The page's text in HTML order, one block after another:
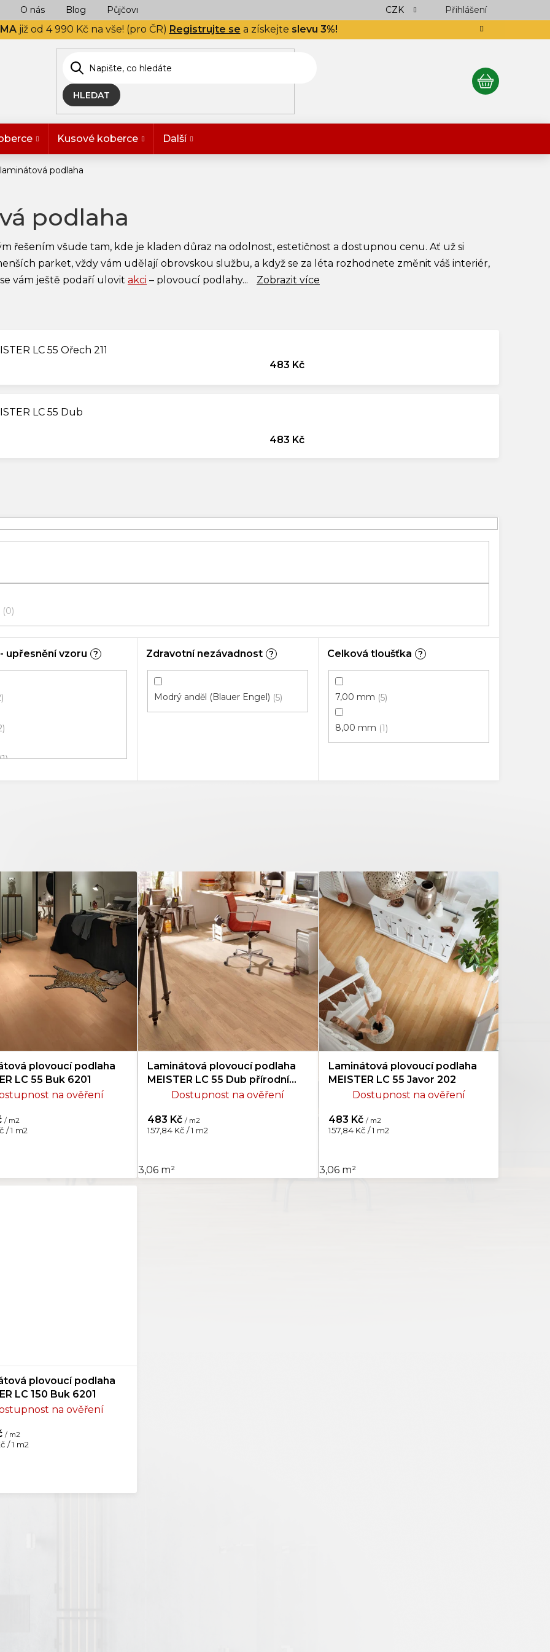
již od 4 990 Kč na vše! (pro ČR) Registrujte se a získejte slevu 3%!
O nás Blog Půjčovna Podlahář až domů Výkup návinek
CZK Přihlášení
HLEDAT NÁKUPNÍ
KOŠÍK
Kusové koberce Další
podlaha
podlaha
řešením všude tam, kde je kladen důraz na odolnost, estetičnost a dostupnou cenu. Ať už si
parket, vždy vám udělají obrovskou službu, a když se za léta rozhodnete změnit váš interiér,
vám ještě podaří ulovit akci – plovoucí podlahy... Zobrazit více
LC 55 Ořech 211
483 Kč
LC 55 Dub
483 Kč
0
upřesnění vzoru ?
1
Zdravotní nezávadnost ?
Modrý anděl (Blauer Engel) 5
Celková tloušťka ?
7,00 mm 5
8,00 mm 1
plovoucí podlaha
LC 55 Buk 6201
na ověření
/ m2
/ 1 m2
Laminátová plovoucí podlaha
MEISTER LC 55 Dub přírodní
6067Dostupnost na ověření
483 Kč / m2
Měrná
157,84 Kč / 1 m2
3,06 m²
Laminátová plovoucí podlaha
MEISTER LC 55 Javor 202
Dostupnost na ověření
483 Kč / m2
Měrná
157,84 Kč / 1 m2
3,06 m²
plovoucí podlaha
LC 150 Buk 6201
na ověření
/ m2
/ 1 m2